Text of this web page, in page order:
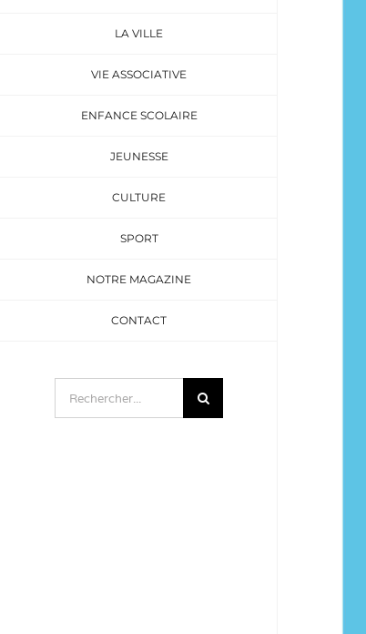
LA VILLE
VIE ASSOCIATIVE
ENFANCE SCOLAIRE
JEUNESSE
CULTURE
SPORT
NOTRE MAGAZINE
CONTACT